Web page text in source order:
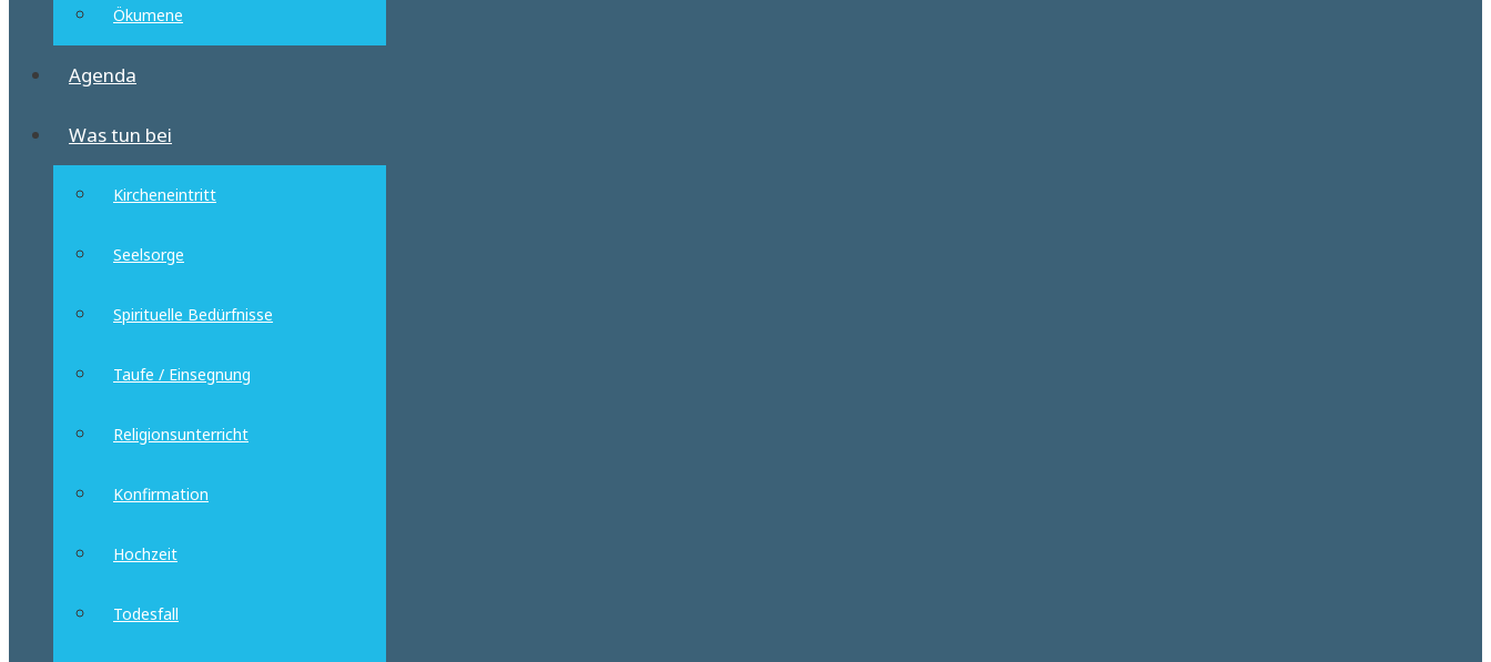
Ökumene
Agenda
Was tun bei
Kircheneintritt
Seelsorge
Spirituelle Bedürfnisse
Taufe / Einsegnung
Religionsunterricht
Konfirmation
Hochzeit
Todesfall